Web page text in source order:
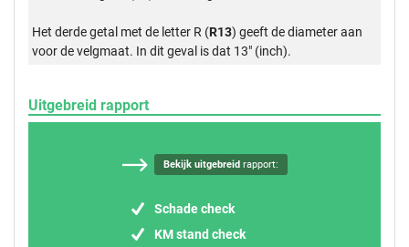
Het derde getal met de letter R (R13) geeft de diameter aan
voor de velgmaat. In dit geval is dat 13" (inch).
Uitgebreid rapport
Bekijk uitgebreid rapport:
Schade check
KM stand check